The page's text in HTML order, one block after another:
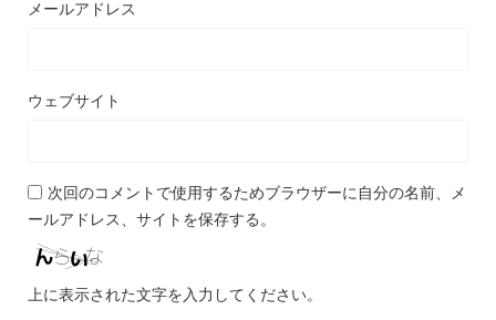
メールアドレス
ウェブサイト
次回のコメントで使用するためブラウザーに自分の名前、メ
ールアドレス、サイトを保存する。
上に表示された文字を入力してください。